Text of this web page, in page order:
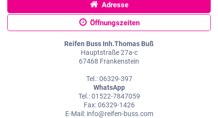
Adresse
Öffnungszeiten
Reifen Buss Inh.Thomas Buß
Hauptstraße 27a-c
67468 Frankenstein
Tel.: 06329-397
WhatsApp
Tel.: 01522-7847059
Fax: 06329-1426
E-Mail: info@reifen-buss.com